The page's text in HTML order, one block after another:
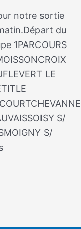
notre sortie
du
1PARCOURS
LE
S/
S/